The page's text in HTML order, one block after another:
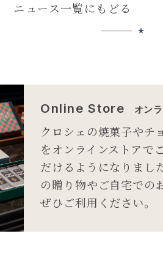
ニュース一覧にもどる
Online Store オン
クロシェの焼菓子やチ
をオンラインストアで
だけるようになりまし
の贈り物やご自宅での
ぜひご利用ください。